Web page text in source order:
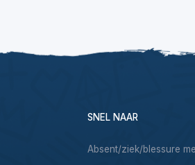
SNEL NAAR
Absent/ziek/blessure